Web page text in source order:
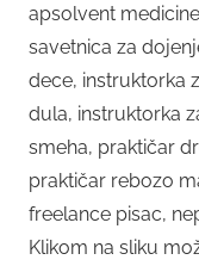
apsolvent
savetnica za
dece, instruktorka
dula, instruktorka
smeha, praktičar
praktičar rebozo
freelance pisac,
Klikom na sliku